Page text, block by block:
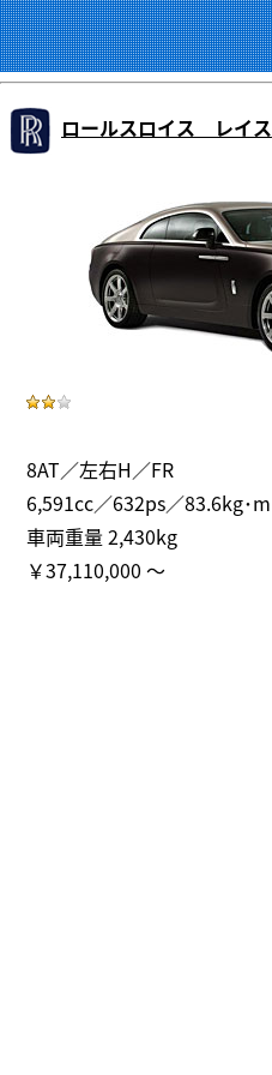
ロールスロイス レイス
8AT／左右H／FR
6,591cc／632ps／83.6kg･m
車両重量 2,430kg
￥37,110,000 ～